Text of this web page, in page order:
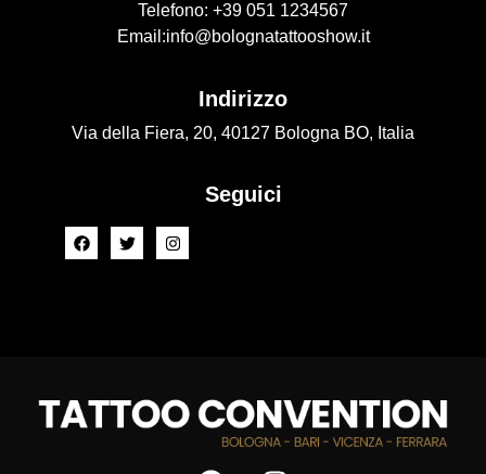
Telefono: +39 051 1234567
Email:info@bolognatattooshow.it
Indirizzo
Via della Fiera, 20, 40127 Bologna BO, Italia
Seguici